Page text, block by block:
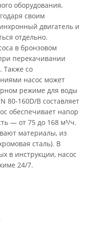
оборудования,
своим
двигатель и
отдельно.
в бронзовом
перекачивании
Также со
насос может
режиме для воды
80-160D/B составляет
обеспечивает напор
— от 75 до 168 м³/ч.
материалы, из
сталь). В
в инструкции, насос
24/7.